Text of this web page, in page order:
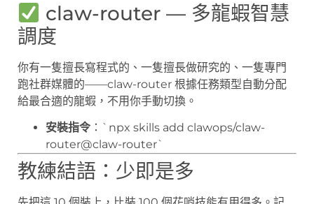
claw-router — 多龍蝦智慧
調度
你有一隻擅長寫程式的、一隻擅長做研究的、一隻專門
跑社群媒體的——claw-router 根據任務類型自動分配
給最合適的龍蝦，不用你手動切換。
安裝指令 ：`npx skills add clawops/claw-
router@claw-router`
教練結語：少即是多